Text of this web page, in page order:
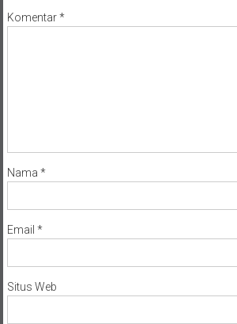
Komentar*
Nama *
Email *
Situs Web